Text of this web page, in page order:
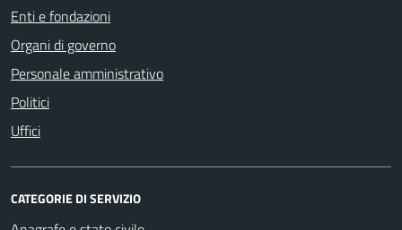
Enti e fondazioni
Organi di governo
Personale amministrativo
Politici
Uffici
CATEGORIE DI SERVIZIO